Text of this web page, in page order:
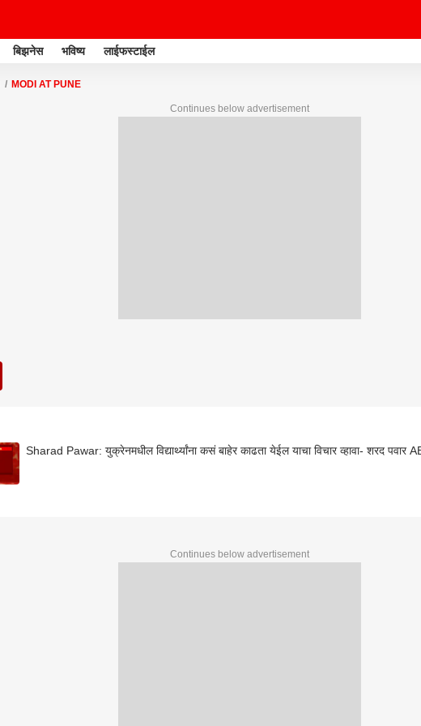
बिझनेस भविष्य लाईफस्टाईल
MODI AT PUNE
Continues below advertisement
Sharad Pawar: युक्रेनमधील विद्यार्थ्यांना कसं बाहेर काढता येईल याचा विचार व्हावा- शरद पवार
Continues below advertisement